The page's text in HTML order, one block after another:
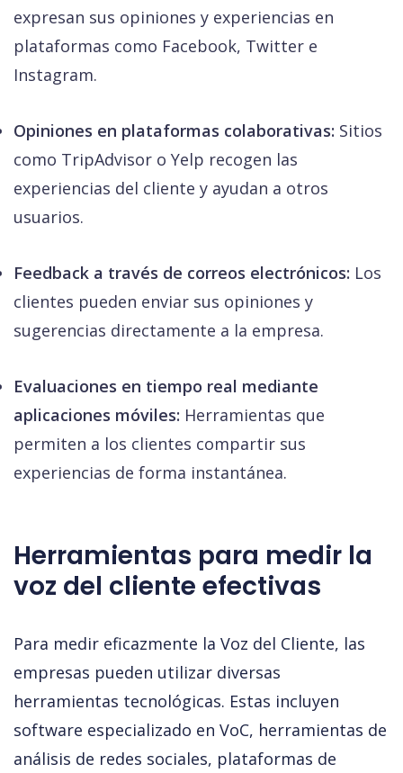
expresan sus opiniones y experiencias en
plataformas como Facebook, Twitter e
Instagram.
Opiniones en plataformas colaborativas: Sitios
como TripAdvisor o Yelp recogen las
experiencias del cliente y ayudan a otros
usuarios.
Feedback a través de correos electrónicos: Los
clientes pueden enviar sus opiniones y
sugerencias directamente a la empresa.
Evaluaciones en tiempo real mediante
aplicaciones móviles: Herramientas que
permiten a los clientes compartir sus
experiencias de forma instantánea.
Herramientas para medir la
voz del cliente efectivas
Para medir eficazmente la Voz del Cliente, las
empresas pueden utilizar diversas
herramientas tecnológicas. Estas incluyen
software especializado en VoC, herramientas de
análisis de redes sociales, plataformas de